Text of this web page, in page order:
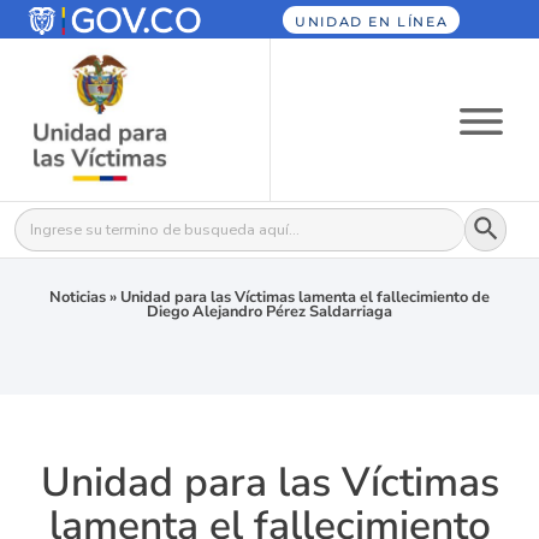
UNIDAD EN LÍNEA
Buscar: Botón
Noticias» Unidad para las Víctimas lamenta el fallecimiento de
Diego Alejandro Pérez Saldarriaga
Unidad para las Víctimas
lamenta el fallecimiento